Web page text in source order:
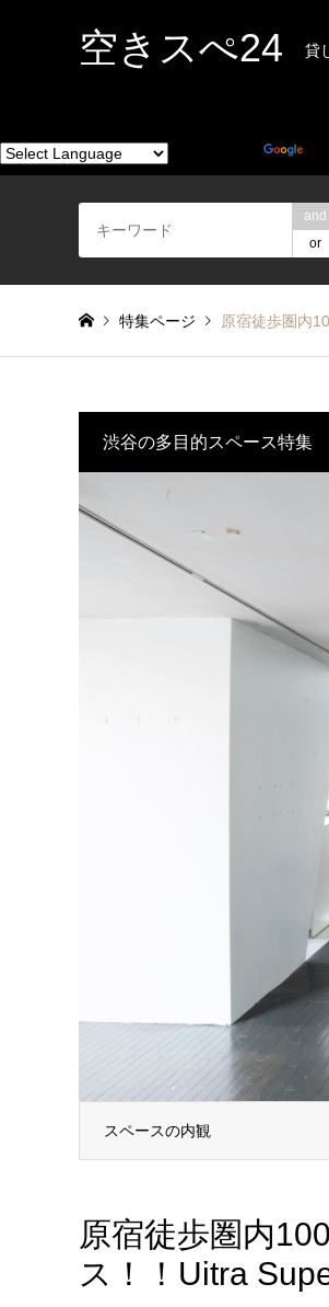
空きスぺ24 貸
and
or
特集ページ 原宿徒歩圏内
渋谷の多目的スペース特集